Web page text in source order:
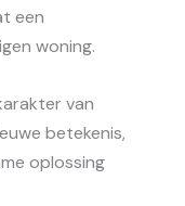
een
woning.
van
betekenis,
oplossing